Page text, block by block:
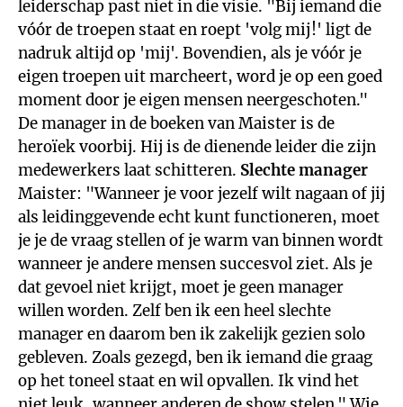
leiderschap past niet in die visie. "Bij iemand die
vóór de troepen staat en roept 'volg mij!' ligt de
nadruk altijd op 'mij'. Bovendien, als je vóór je
eigen troepen uit marcheert, word je op een goed
moment door je eigen mensen neergeschoten."
De manager in de boeken van Maister is de
heroïek voorbij. Hij is de dienende leider die zijn
medewerkers laat schitteren. Slechte manager
Maister: "Wanneer je voor jezelf wilt nagaan of jij
als leidinggevende echt kunt functioneren, moet
je je de vraag stellen of je warm van binnen wordt
wanneer je andere mensen succesvol ziet. Als je
dat gevoel niet krijgt, moet je geen manager
willen worden. Zelf ben ik een heel slechte
manager en daarom ben ik zakelijk gezien solo
gebleven. Zoals gezegd, ben ik iemand die graag
op het toneel staat en wil opvallen. Ik vind het